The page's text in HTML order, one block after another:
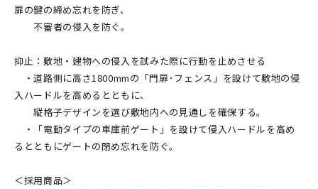
扉の鍵の締め忘れを防ぎ、
不審者の侵入を防ぐ。
抑止：敷地・建物への侵入を試みた際に行動を止めさせる
・道路側に高さ1800mmの「門扉･フェンス」を設けて敷地の侵
入ハードルを高めるとともに、
縦格子デザインを選び敷地内への見通しを確保する。
・「電動タイプの車庫前ゲート」を設けて侵入ハードルを高め
るとともにゲートの閉め忘れを防ぐ。
＜採用商品＞